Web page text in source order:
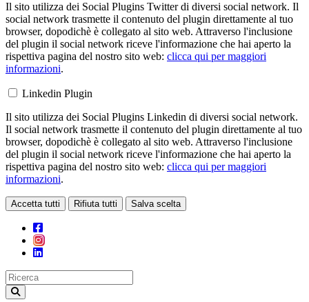
Il sito utilizza dei Social Plugins Twitter di diversi social network. Il
social network trasmette il contenuto del plugin direttamente al tuo
browser, dopodichè è collegato al sito web. Attraverso l'inclusione
del plugin il social network riceve l'informazione che hai aperto la
rispettiva pagina del nostro sito web: clicca qui per maggiori
informazioni.
Linkedin Plugin
Il sito utilizza dei Social Plugins Linkedin di diversi social network.
Il social network trasmette il contenuto del plugin direttamente al tuo
browser, dopodichè è collegato al sito web. Attraverso l'inclusione
del plugin il social network riceve l'informazione che hai aperto la
rispettiva pagina del nostro sito web: clicca qui per maggiori
informazioni.
Accetta tutti Rifiuta tutti Salva scelta